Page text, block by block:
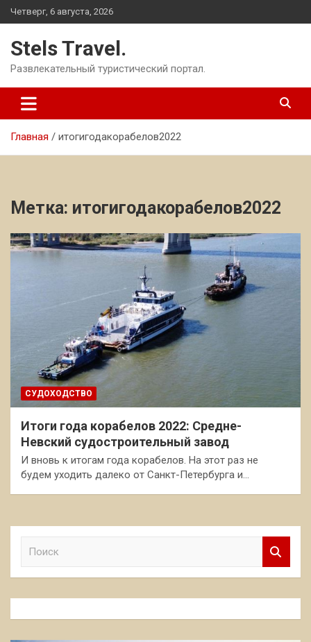
Перейти
к
Четверг, 6 августа, 2026
Stels Travel.
Развлекательный туристический портал.
Главная итогигодакорабелов2022
Метка: итогигодакорабелов2022
СУДОХОДСТВО
Итоги года корабелов 2022: Средне-
Невский судостроительный завод
И вновь к итогам года корабелов. На этот раз не
будем уходить далеко от Санкт-Петербурга и…
к